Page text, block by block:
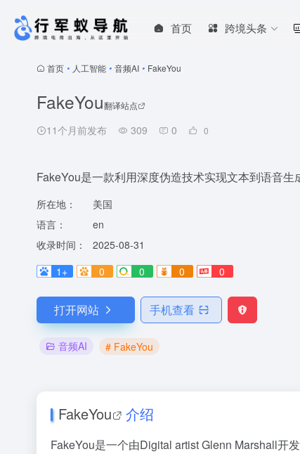
首页 跨境头条
首页 • 人工智能 • 音频AI • FakeYou
FakeYou翻译站点
11个月前发布 309 0 0
FakeYou是一款利用深度伪造技术实现文本到语音
所在地：
美国
语言：
en
收录时间：
2025-08-31
1+
0 0 0 0
打开网站 手机查看
音频AI # FakeYou
FakeYou 介绍
FakeYou是一个由Digital artist Glenn Marshall开